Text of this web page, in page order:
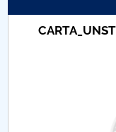
Proiect PRIM
Protecția datelor